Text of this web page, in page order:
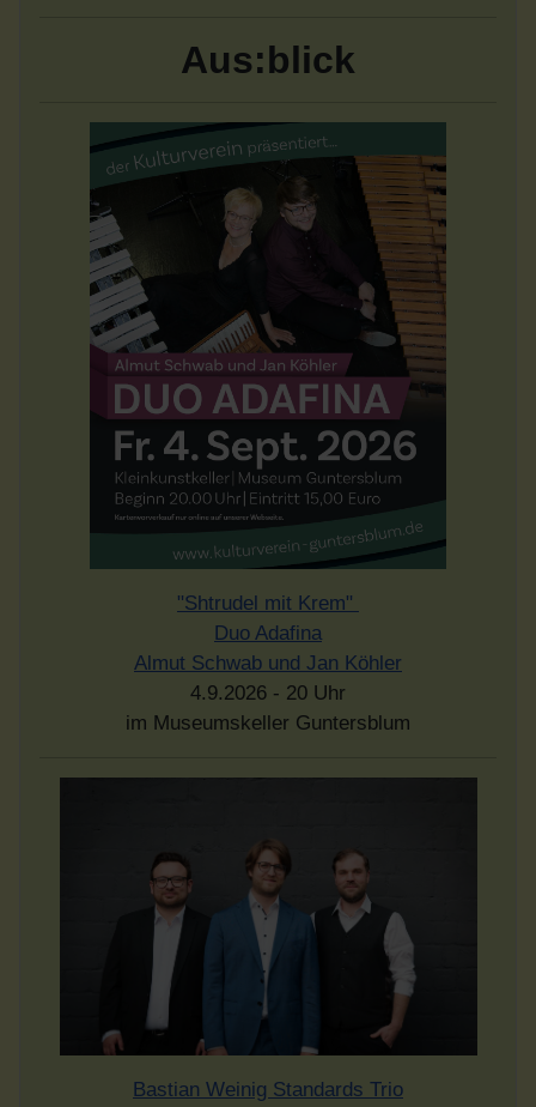
Aus:blick
"Shtrudel mit Krem"
Duo Adafina
Almut Schwab und Jan Köhler
4.9.2026 - 20 Uhr
im Museumskeller Guntersblum
Bastian Weinig Standards Trio